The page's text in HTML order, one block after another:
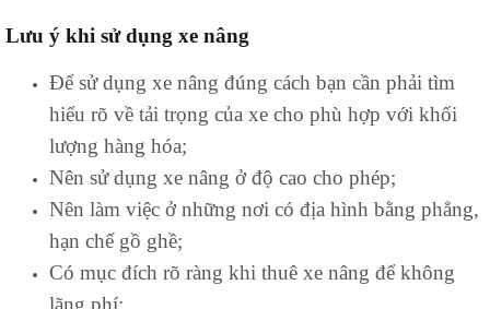
Lưu ý khi sử dụng xe nâng
Để sử dụng xe nâng đúng cách bạn cần phải tìm
hiểu rõ về tải trọng của xe cho phù hợp với khối
lượng hàng hóa;
Nên sử dụng xe nâng ở độ cao cho phép;
Nên làm việc ở những nơi có địa hình bằng phẳng,
hạn chế gồ ghề;
Có mục đích rõ ràng khi thuê xe nâng để không
lãng phí;